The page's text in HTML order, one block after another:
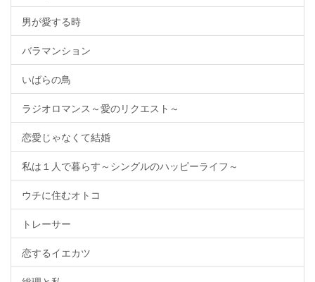
男が愛する時
バラマンション
いばらの鳥
ラジオロマンス～愛のリクエスト～
恋愛じゃなくて結婚
私は１人で暮らす～シングルのハッピーライフ～
ウチに住むオトコ
トレーサー
恋するイエカツ